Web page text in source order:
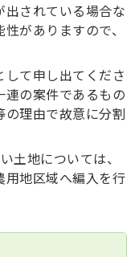
出されている場合な
がありますので、
て申し出てくださ
連の案件であるもの
理由で故意に分割
土地については、
用地区域へ編入を行